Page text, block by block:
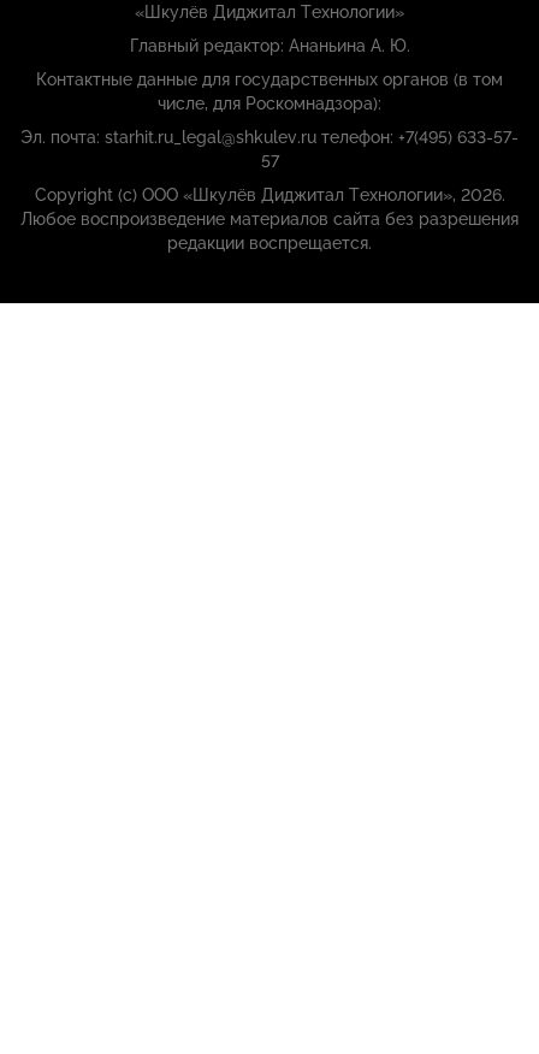
«Шкулёв Диджитал Технологии»
Главный редактор: Ананьина А. Ю.
Контактные данные для государственных органов (в том
числе, для Роскомнадзора):
Эл. почта: starhit.ru_legal@shkulev.ru телефон: +7(495) 633-57-
57
Copyright (с) ООО «Шкулёв Диджитал Технологии», 2026.
Любое воспроизведение материалов сайта без разрешения
редакции воспрещается.